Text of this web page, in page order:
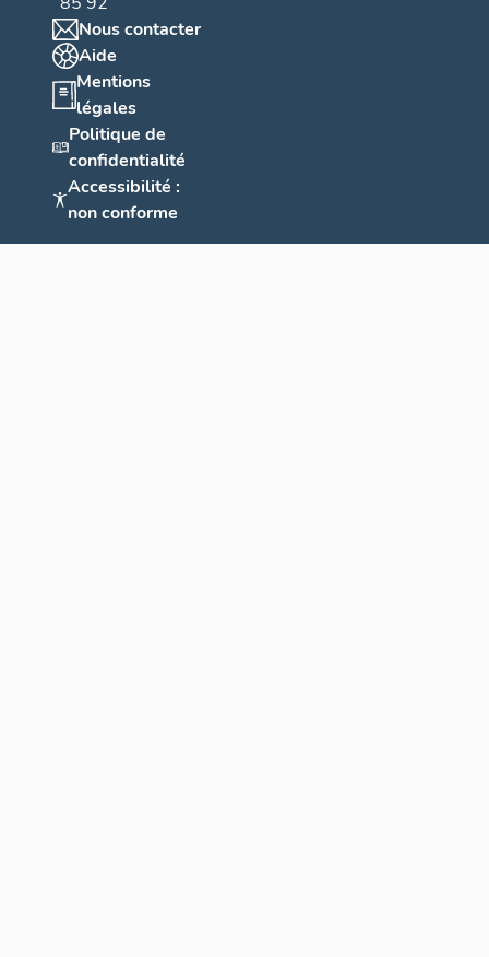
Nous contacter
Aide
Mentions
légales
Politique de
confidentialité
Accessibilité :
non conforme